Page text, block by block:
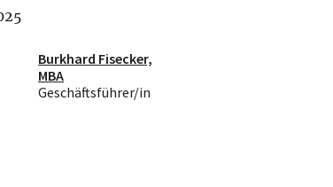
Burkhard Fisecker,
MBA
Geschäftsführer/in